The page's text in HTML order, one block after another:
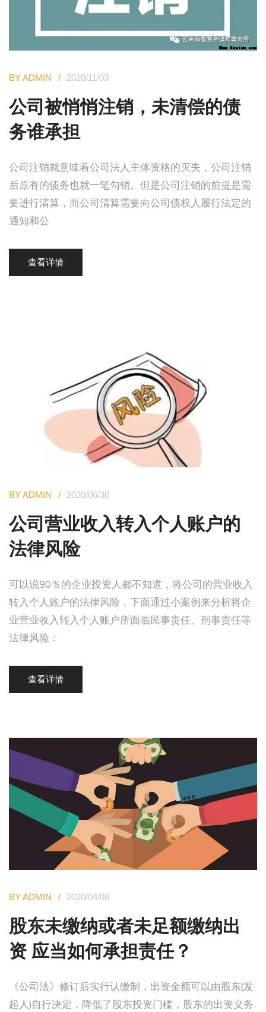
BY ADMIN 2020/11/03
公司被悄悄注销，未清偿的债
务谁承担
公司注销就意味着公司法人主体资格的灭失，公司注销
后原有的债务也就一笔勾销。但是公司注销的前提是需
要进行清算，而公司清算需要向公司债权人履行法定的
通知和公
查看详情
BY ADMIN 2020/06/30
公司营业收入转入个人账户的
法律风险
可以说90％的企业投资人都不知道，将公司的营业收入
转入个人账户的法律风险，下面通过小案例来分析将企
业营业收入转入个人账户所面临民事责任、刑事责任等
法律风险：
查看详情
BY ADMIN 2020/04/08
股东未缴纳或者未足额缴纳出
资 应当如何承担责任？
《公司法》修订后实行认缴制，出资金额可以由股东(发
起人)自行决定，降低了股东投资门槛，股东的出资义务